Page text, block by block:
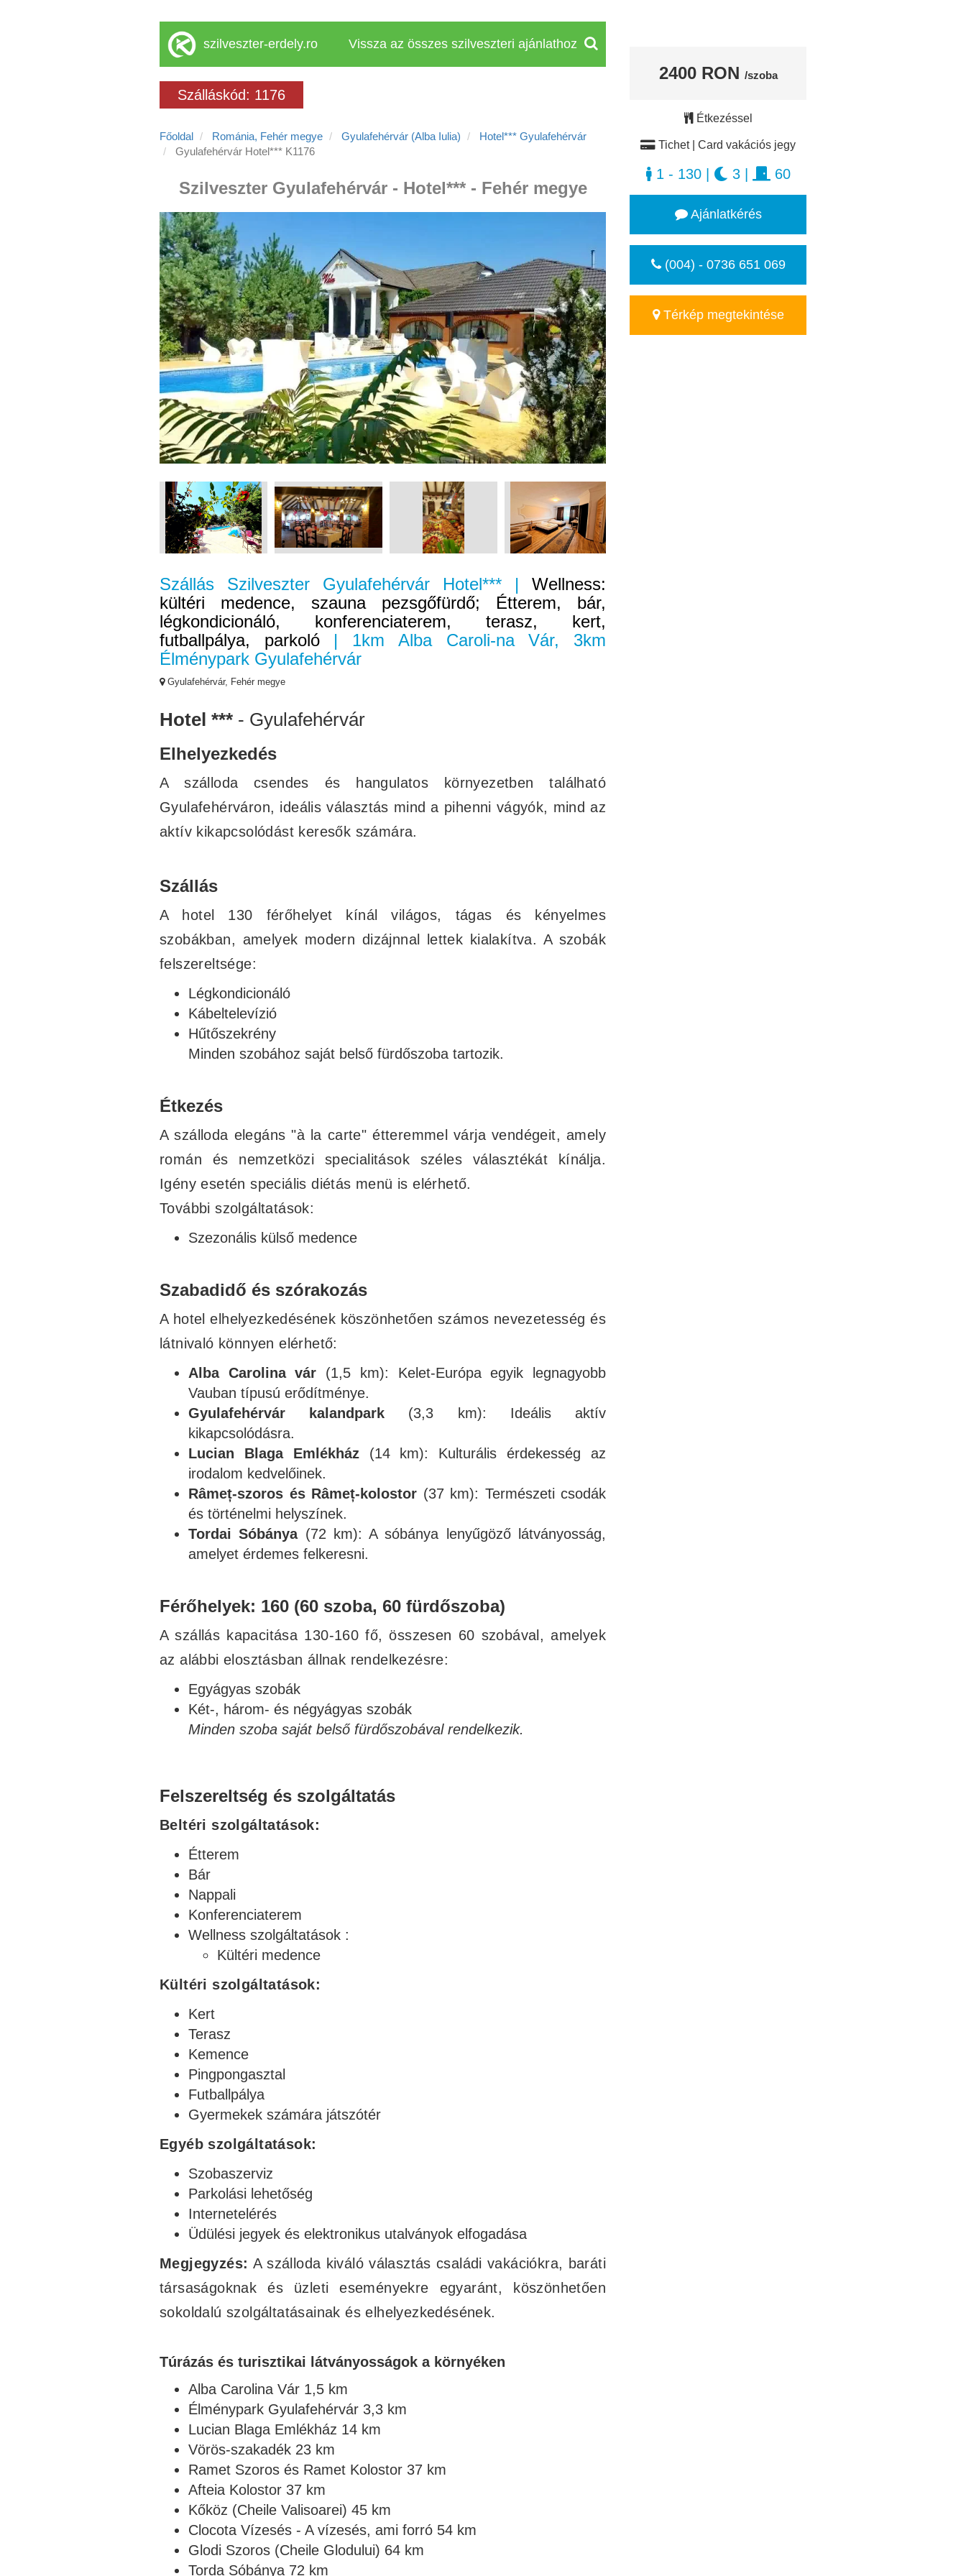
szilveszter-erdely.ro Vissza az összes szilveszteri ajánlathoz
Szálláskód: 1176
Főoldal Románia, Fehér megye Gyulafehérvár (Alba Iulia)
Hotel*** Gyulafehérvár
Gyulafehérvár Hotel*** K1176
Szilveszter Gyulafehérvár - Hotel*** - Fehér megye
Szállás Szilveszter Gyulafehérvár Hotel*** | Wellness:
kültéri medence, szauna pezsgőfürdő; Étterem, bár,
légkondicionáló, konferenciaterem, terasz, kert,
futballpálya, parkoló| 1km Alba Caroli-na Vár, 3km
Élménypark Gyulafehérvár
Gyulafehérvár, Fehér megye
Hotel *** - Gyulafehérvár
Elhelyezkedés
A szálloda csendes és hangulatos környezetben található
Gyulafehérváron, ideális választás mind a pihenni vágyók, mind az
aktív kikapcsolódást keresők számára.
Szállás
A hotel 130 férőhelyet kínál világos, tágas és kényelmes
szobákban, amelyek modern dizájnnal lettek kialakítva. A szobák
felszereltsége:
Légkondicionáló
Kábeltelevízió
Hűtőszekrény
Minden szobához saját belső fürdőszoba tartozik.
Étkezés
A szálloda elegáns "à la carte" étteremmel várja vendégeit, amely
román és nemzetközi specialitások széles választékát kínálja.
Igény esetén speciális diétás menü is elérhető.
További szolgáltatások:
Szezonális külső medence
Szabadidő és szórakozás
A hotel elhelyezkedésének köszönhetően számos nevezetesség és
látnivaló könnyen elérhető:
Alba Carolina vár (1,5 km): Kelet-Európa egyik legnagyobb
Vauban típusú erődítménye.
Gyulafehérvár kalandpark (3,3 km): Ideális aktív
kikapcsolódásra.
Lucian Blaga Emlékház(14 km): Kulturális érdekesség az
irodalom kedvelőinek.
Râmeț-szoros és Râmeț-kolostor (37 km): Természeti csodák
és történelmi helyszínek.
Tordai Sóbánya(72 km): A sóbánya lenyűgöző látványosság,
amelyet érdemes felkeresni.
Férőhelyek: 160 (60 szoba, 60 fürdőszoba)
A szállás kapacitása 130-160 fő, összesen 60 szobával, amelyek
az alábbi elosztásban állnak rendelkezésre:
Egyágyas szobák
Két-, három- és négyágyas szobák
Minden szoba saját belső fürdőszobával rendelkezik.
Felszereltség és szolgáltatás
Beltéri szolgáltatások:
Étterem
Bár
Nappali
Konferenciaterem
Wellness szolgáltatások :
Kültéri medence
Kültéri szolgáltatások:
Kert
Terasz
Kemence
Pingpongasztal
Futballpálya
Gyermekek számára játszótér
Egyéb szolgáltatások:
Szobaszerviz
Parkolási lehetőség
Internetelérés
Üdülési jegyek és elektronikus utalványok elfogadása
Megjegyzés: A szálloda kiváló választás családi vakációkra, baráti
társaságoknak és üzleti eseményekre egyaránt, köszönhetően
sokoldalú szolgáltatásainak és elhelyezkedésének.
Túrázás és turisztikai látványosságok a környéken
Alba Carolina Vár 1,5 km
Élménypark Gyulafehérvár 3,3 km
Lucian Blaga Emlékház 14 km
Vörös-szakadék 23 km
Ramet Szoros és Ramet Kolostor 37 km
Afteia Kolostor 37 km
Kőköz (Cheile Valisoarei) 45 km
Clocota Vízesés - A vízesés, ami forró 54 km
Glodi Szoros (Cheile Glodului) 64 km
Torda Sóbánya 72 km
2400 RON /szoba
Étkezéssel
Tichet | Card vakációs jegy
1 - 130| 3| 60
Ajánlatkérés
(004) - 0736 651 069
Térkép megtekintése